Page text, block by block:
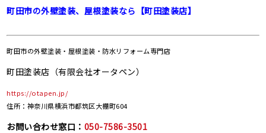
町田市の外壁塗装、屋根塗装なら【町田塗装店】
町田市の外壁塗装・屋根塗装・防水リフォーム専門店
町田塗装店（有限会社オータペン）
https://otapen.jp/
住所：神奈川県横浜市都筑区大棚町604
お問い合わせ窓口： 050-7586-3501